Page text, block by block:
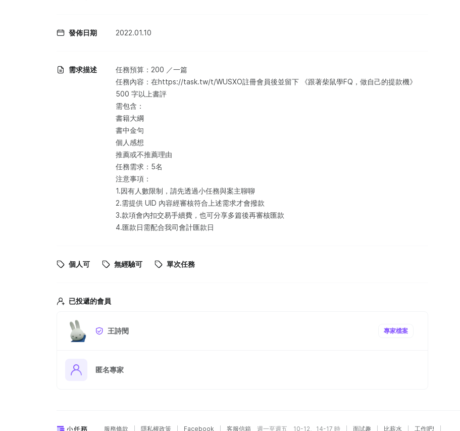
發佈日期 2022.01.10
需求描述
任務預算：200 ／一篇
任務內容：在https://task.tw/t/WUSXO註冊會員後並留下 《跟著柴鼠學FQ，做自己的提款機》
500 字以上書評
需包含：
書籍大綱
書中金句
個人感想
推薦或不推薦理由
任務需求：5名
注意事項：
1.因有人數限制，請先透過小任務與案主聊聊
2.需提供 UID 內容經審核符合上述需求才會撥款
3.款項會內扣交易手續費，也可分享多篇後再審核匯款
4.匯款日需配合我司會計匯款日
個人可 無經驗可 單次任務
已投遞的會員
王詩閔 專家檔案
匿名專家
服務條款 隱私權政策 Facebook 客服信箱 週一至週五 10-12、14-17 時 面試趣 比薪水 工作吧!